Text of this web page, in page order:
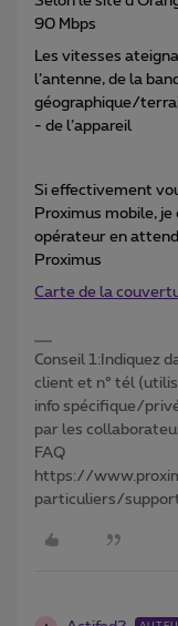
90 Mbps
Les vitesses
l’antenne, de la
géographique/
- de l’appareil
Si effectivement
Proximus mobile, je
opérateur en
Proximus
Carte de la
Conseil 1:Indiquez
client et n° tél
info spécifique/
par les
FAQ
https://
particuliers/